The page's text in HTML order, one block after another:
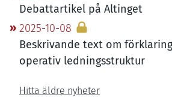
Debattartikel på Altinget
2025-10-08
Beskrivande text om
operativ ledningsstruktur
Hitta äldre nyheter